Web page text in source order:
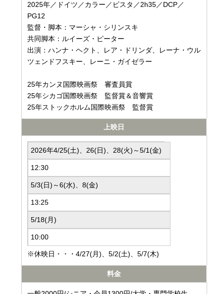
2025年／ドイツ／カラー／ビスタ／2h35／DCP／
PG12
監督・脚本：マーシャ・シリンスキ
共同脚本：ルイーズ・ピーター
出演：ハンナ・ヘクト、レア・ドリンダ、レーナ・ウル
ツェンドフスキー、レーニ・ガイゼラー
25年カンヌ国際映画祭 審査員賞
25年シカゴ国際映画祭 監督賞＆音響賞
25年ストックホルム国際映画祭 監督賞
上映日
2026年4/25(土)、26(日)、28(火)～5/1(金)
12:30
5/3(日)～6(水)、8(金)
13:25
5/18(月)
10:00
※休映日・・・4/27(月)、5/2(土)、5/7(木)
料金